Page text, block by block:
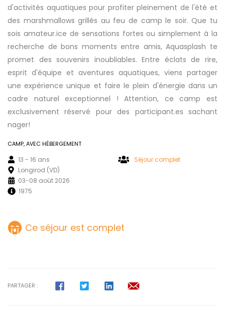
d'activités aquatiques pour profiter pleinement de l'été et
des marshmallows grillés au feu de camp le soir. Que tu
sois amateur.ice de sensations fortes ou simplement à la
recherche de bons moments entre amis, Aquasplash te
promet des souvenirs inoubliables. Entre éclats de rire,
esprit d'équipe et aventures aquatiques, viens partager
une expérience unique et faire le plein d'énergie dans un
cadre naturel exceptionnel ! Attention, ce camp est
exclusivement réservé pour des participant.es sachant
nager!
CAMP, AVEC HÉBERGEMENT
13 - 16 ans
Séjour complet
Longirod (VD)
03-08 août 2026
1975
Ce séjour est complet
PARTAGER :